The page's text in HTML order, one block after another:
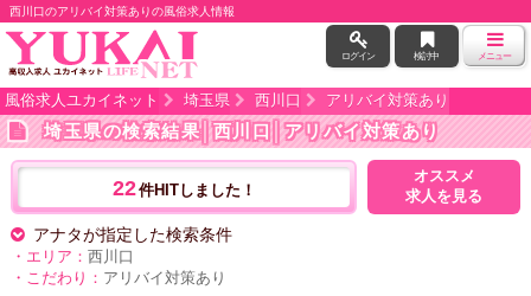
西川口のアリバイ対策ありの風俗求人情報
ログイン 検討中 メニュー
風俗求人ユカイネット 埼玉県 西川口 アリバイ対策あり
埼玉県の検索結果│西川口│アリバイ対策あり
22件HITしました！
オススメ
求人を見る
アナタが指定した検索条件
・エリア： 西川口
・こだわり： アリバイ対策あり